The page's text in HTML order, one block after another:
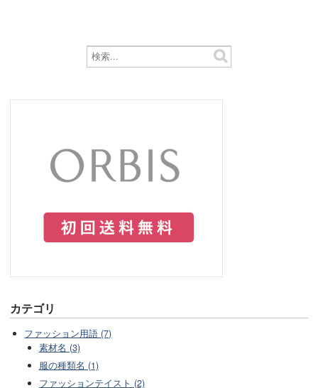
カテゴリ
ファッション用語 (7)
素材名 (3)
服の種類名 (1)
ファッションテイスト (2)